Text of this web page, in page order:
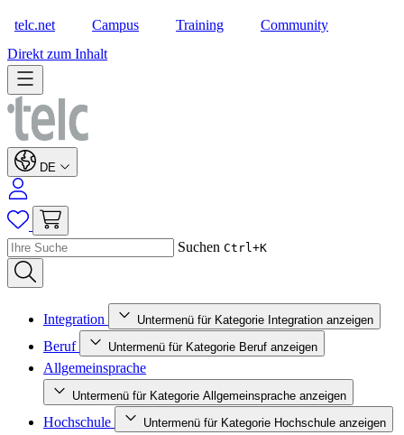
telc.net Campus Training Community
Direkt zum Inhalt
DE
Suchen Ctrl+K
Integration Untermenü für Kategorie Integration anzeigen
Beruf Untermenü für Kategorie Beruf anzeigen
Allgemeinsprache
Untermenü für Kategorie Allgemeinsprache anzeigen
Hochschule Untermenü für Kategorie Hochschule anzeigen